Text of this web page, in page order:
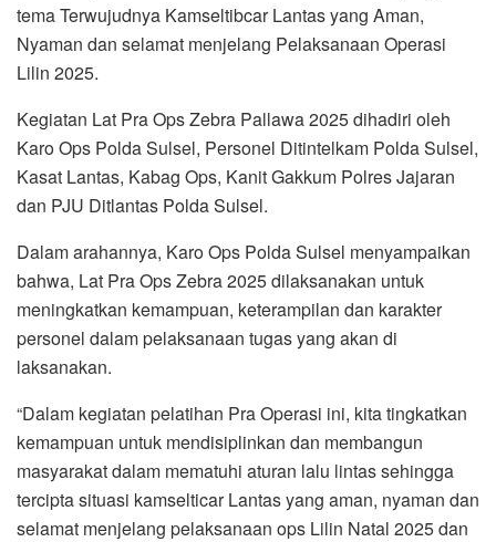
tema Terwujudnya Kamseltibcar Lantas yang Aman,
Nyaman dan selamat menjelang Pelaksanaan Operasi
Lilin 2025.
Kegiatan Lat Pra Ops Zebra Pallawa 2025 dihadiri oleh
Karo Ops Polda Sulsel, Personel Ditintelkam Polda Sulsel,
Kasat Lantas, Kabag Ops, Kanit Gakkum Polres Jajaran
dan PJU Ditlantas Polda Sulsel.
Dalam arahannya, Karo Ops Polda Sulsel menyampaikan
bahwa, Lat Pra Ops Zebra 2025 dilaksanakan untuk
meningkatkan kemampuan, keterampilan dan karakter
personel dalam pelaksanaan tugas yang akan di
laksanakan.
“Dalam kegiatan pelatihan Pra Operasi ini, kita tingkatkan
kemampuan untuk mendisiplinkan dan membangun
masyarakat dalam mematuhi aturan lalu lintas sehingga
tercipta situasi kamselticar Lantas yang aman, nyaman dan
selamat menjelang pelaksanaan ops Lilin Natal 2025 dan